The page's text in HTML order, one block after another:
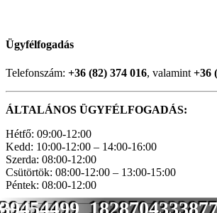
Ügyfélfogadás
Telefonszám: +36 (82) 374 016, valamint +36
ÁLTALÁNOS ÜGYFÉLFOGADÁS:
Hétfő: 09:00-12:00
Kedd: 10:00-12:00 – 14:00-16:00
Szerda: 08:00-12:00
Csütörtök: 08:00-12:00 – 13:00-15:00
Péntek: 08:00-12:00